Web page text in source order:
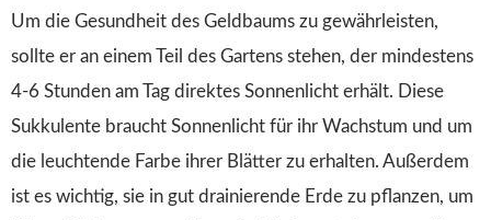
Um die Gesundheit des Geldbaums zu gewährleisten,
sollte er an einem Teil des Gartens stehen, der mindestens
4-6 Stunden am Tag direktes Sonnenlicht erhält. Diese
Sukkulente braucht Sonnenlicht für ihr Wachstum und um
die leuchtende Farbe ihrer Blätter zu erhalten. Außerdem
ist es wichtig, sie in gut drainierende Erde zu pflanzen, um